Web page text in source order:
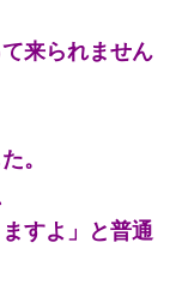
来られません
。
すよ」と普通